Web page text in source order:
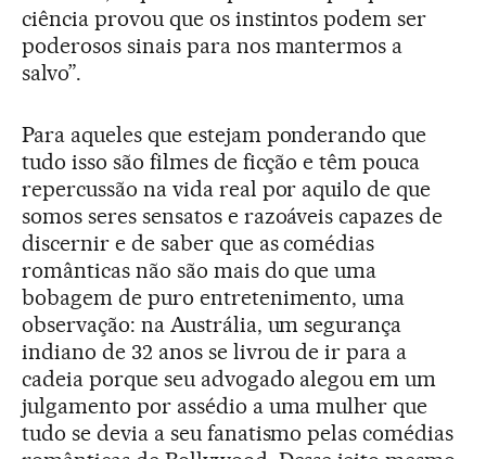
ciência provou que os instintos podem ser
poderosos sinais para nos mantermos a
salvo”.
Para aqueles que estejam ponderando que
tudo isso são filmes de ficção e têm pouca
repercussão na vida real por aquilo de que
somos seres sensatos e razoáveis capazes de
discernir e de saber que as comédias
românticas não são mais do que uma
bobagem de puro entretenimento, uma
observação: na Austrália, um segurança
indiano de 32 anos se livrou de ir para a
cadeia porque seu advogado alegou em um
julgamento por assédio a uma mulher que
tudo se devia a seu fanatismo pelas comédias